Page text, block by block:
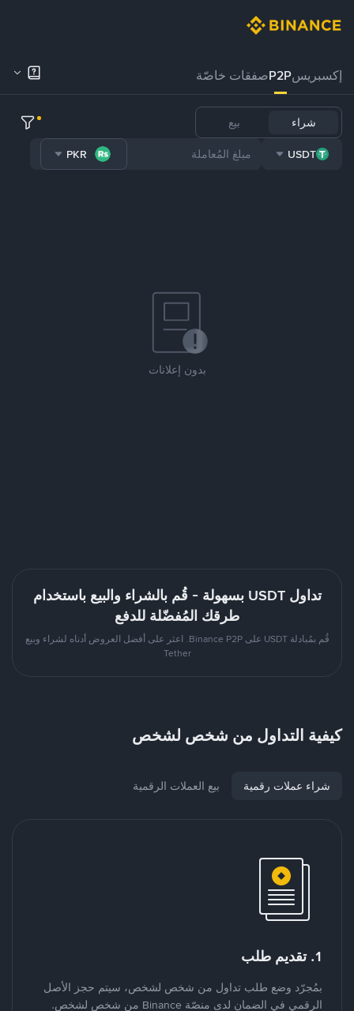
إكسبريسP2Pصفقات خاصّة
شراء بيع
USDT
PKR
بدون إعلانات
تداول USDT بسهولة - قُم بالشراء والبيع باستخدام
طرقك المُفضّلة للدفع
قُم بمُبادلة USDT على Binance P2P. اعثر على أفضل العروض أدناه لشراء وبيع
Tether
كيفية التداول من شخص لشخص
شراء عملات رقمية بيع العملات الرقمية
1. تقديم طلب
بمُجرّد وضع طلب تداول من شخص لشخص، سيتم حجز الأصل
الرقمي في الضمان لدى منصّة Binance من شخص لشخص.